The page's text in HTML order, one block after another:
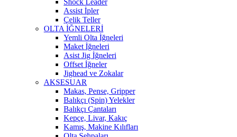
Shock Leader
Assist İpler
Çelik Teller
OLTA İĞNELERİ
Yemli Olta İğneleri
Maket İğneleri
Asist Jig İğneleri
Offset İğneler
Jighead ve Zokalar
AKSESUAR
Makas, Pense, Gripper
Balıkçı (Spin) Yelekler
Balıkçı Çantaları
Kepçe, Livar, Kakıç
Kamış, Makine Kılıfları